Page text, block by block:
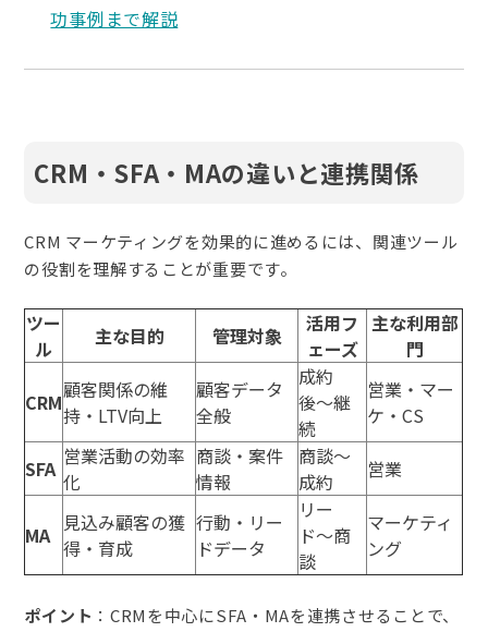
功事例まで解説
CRM・SFA・MAの違いと連携関係
CRM マーケティングを効果的に進めるには、関連ツール
の役割を理解することが重要です。
ツー
ル
主な目的 管理対象
活用フ
ェーズ
主な利用部
門
CRM顧客関係の維
持・LTV向上
顧客データ
全般
成約
後〜継
続
営業・マー
ケ・CS
SFA 営業活動の効率
化
商談・案件
情報
商談〜
成約
営業
MA 見込み顧客の獲
得・育成
行動・リー
ドデータ
リー
ド〜商
談
マーケティ
ング
ポイント ：CRMを中心にSFA・MAを連携させることで、